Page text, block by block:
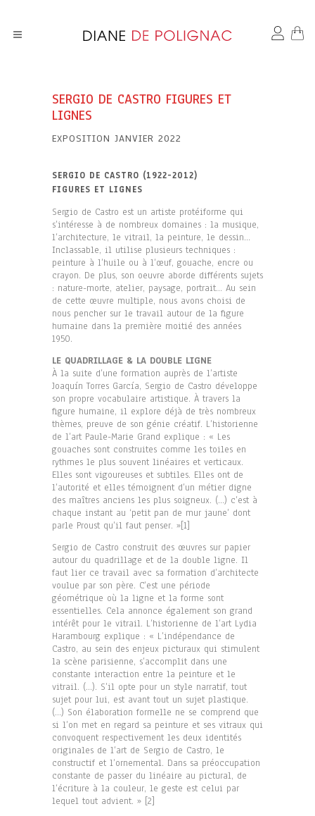
SERGIO DE CASTRO FIGURES ET
LIGNES
EXPOSITION JANVIER 2022
SERGIO DE CASTRO (1922-2012)
FIGURES ET LIGNES
Sergio de Castro est un artiste protéiforme qui
s’intéresse à de nombreux domaines : la musique,
l’architecture, le vitrail, la peinture, le dessin…
Inclassable, il utilise plusieurs techniques :
peinture à l’huile ou à l’œuf, gouache, encre ou
crayon. De plus, son oeuvre aborde différents sujets
: nature-morte, atelier, paysage, portrait… Au sein
de cette œuvre multiple, nous avons choisi de
nous pencher sur le travail autour de la figure
humaine dans la première moitié des années
1950.
LE QUADRILLAGE & LA DOUBLE LIGNE
À la suite d’une formation auprès de l’artiste
Joaquín Torres García, Sergio de Castro développe
son propre vocabulaire artistique. À travers la
figure humaine, il explore déjà de très nombreux
thèmes, preuve de son génie créatif. L’historienne
de l’art Paule-Marie Grand explique : « Les
gouaches sont construites comme les toiles en
rythmes le plus souvent linéaires et verticaux.
Elles sont vigoureuses et subtiles. Elles ont de
l’autorité et elles témoignent d’un métier digne
des maîtres anciens les plus soigneux. (…) c’est à
chaque instant au ‘petit pan de mur jaune’ dont
parle Proust qu’il faut penser. »[1]
Sergio de Castro construit des œuvres sur papier
autour du quadrillage et de la double ligne. Il
faut lier ce travail avec sa formation d’architecte
voulue par son père. C’est une période
géométrique où la ligne et la forme sont
essentielles. Cela annonce également son grand
intérêt pour le vitrail. L’historienne de l’art Lydia
Harambourg explique : « L’indépendance de
Castro, au sein des enjeux picturaux qui stimulent
la scène parisienne, s’accomplit dans une
constante interaction entre la peinture et le
vitrail. (…). S’il opte pour un style narratif, tout
sujet pour lui, est avant tout un sujet plastique.
(…) Son élaboration formelle ne se comprend que
si l’on met en regard sa peinture et ses vitraux qui
convoquent respectivement les deux identités
originales de l’art de Sergio de Castro, le
constructif et l’ornemental. Dans sa préoccupation
constante de passer du linéaire au pictural, de
l’écriture à la couleur, le geste est celui par
lequel tout advient. » [2]